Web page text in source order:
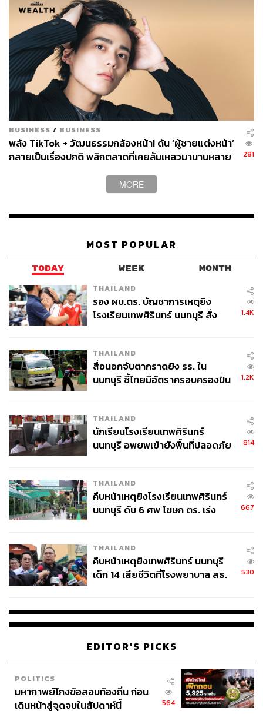
Dior Backstage Brow Paletteสุดยอดที่เขียนคิ้วที่เม
กอัพอาร์ทิสต์มืออาชีพเทใจให้ ใช้จัดระเบียบคิ้วได้ตาม
ต้องการ ตั้งแต่ลุคเบสิกไปจนถึงลุคหรูหรา มาพร้อมเฉด
สีที่กลมกลืนรองรับทุกโทนสีผิว ราคา 1,750 บาท
Step 3 เติมเสน่ห์ให้ขนตางอนเด้งทุกองศา
หน้า หรือถอยหลัง เธอเป็นคนที่สวยมองเพลินทุกองศาจริงๆ
ยิ่งเมื่อถึงฉากที่ต้องโคลสอัพใบหน้าเธอใกล้ๆ สิ่งที่โดดเด่นคือ
ขนตาธรรมชาติที่งอนเด้งสวยโดยไม่ต้องติดขนตาปลอม เป็น
ลุคที่คนทั่วไปจับต้องได้ แต่งตามไม่ยาก เคล็ดลับคือ ปัดเบส
ขนตาให้แผ่กระจายงอนเด้งได้ดั่งใจ
BUSINESS / BUSINESS
พลัง TikTok + วัฒนธรรมกล้องหน้า! ดัน ‘ผู้ชายแต่งหน้า’
กลายเป็นเรื่องปกติ พลิกตลาดที่เคยล้มเหลวมานานหลาย
281
MORE
MOST POPULAR
TODAY WEEK MONTH
THAILAND
รอง ผบ.ตร. บัญชาการเหตุยิง
โรงเรียนเทพศิรินทร์ นนทบุรี สั่ง
1.4K
THAILAND
สื่อนอกจับตากราดยิง รร. ใน
นนทบุรี ชี้ไทยมีอัตราครอบครองปืน
1.2K
THAILAND
นักเรียนโรงเรียนเทพศิรินทร์
นนทบุรี อพยพเข้ายังพื้นที่ปลอดภัย
814
THAILAND
คืบหน้าเหตุยิงโรงเรียนเทพศิรินทร์
นนทบุรี ดับ 6 ศพ โฆษก ตร. เร่ง
667
THAILAND
คืบหน้าเหตุยิงเทพศิรินทร์ นนทบุรี
เด็ก 14 เสียชีวิตที่โรงพยาบาล สธ.
530
EDITOR'S PICKS
POLITICS
มหากาพย์โกงข้อสอบท้องถิ่น ก่อน
เดินหน้าสู่จุดจบในสัปดาห์นี้
564